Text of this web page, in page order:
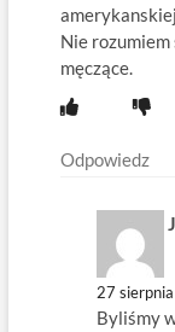
Nie
męczące.
Odpowiedz
27
Byliśmy